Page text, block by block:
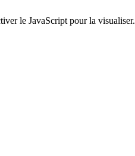
le JavaScript pour la visualiser.